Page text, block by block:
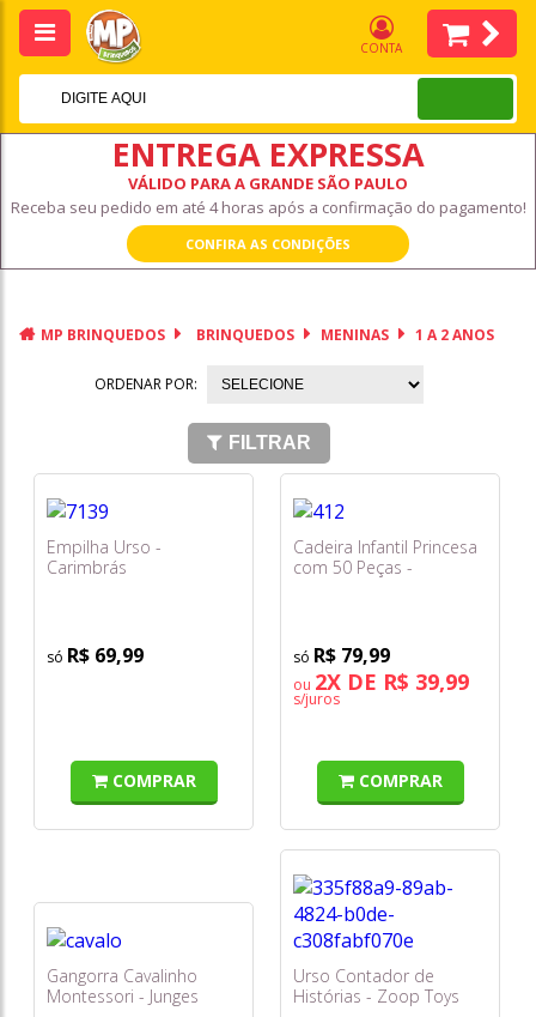
CONTA
ENTREGA EXPRESSA
VÁLIDO PARA A GRANDE SÃO PAULO
Receba seu pedido em até 4 horas após a confirmação do pagamento!
CONFIRA AS CONDIÇÕES
MP BRINQUEDOS BRINQUEDOS MENINAS 1 A 2 ANOS
ORDENAR POR:
FILTRAR
Empilha Urso -
Carimbrás
R$ 69,99
COMPRAR
Cadeira Infantil Princesa
com 50 Peças -
R$ 79,99
ou 2X DE R$ 39,99
s/juros
COMPRAR
Gangorra Cavalinho
Montessori - Junges
Urso Contador de
Histórias - Zoop Toys